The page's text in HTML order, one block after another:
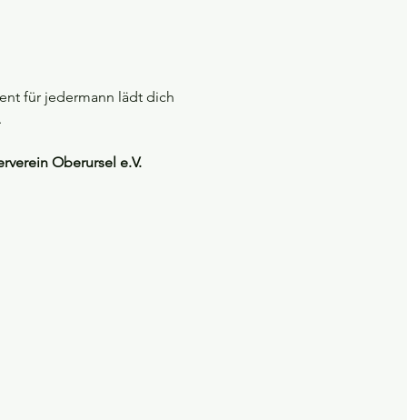
für jedermann lädt dich
Oberursel e.V.